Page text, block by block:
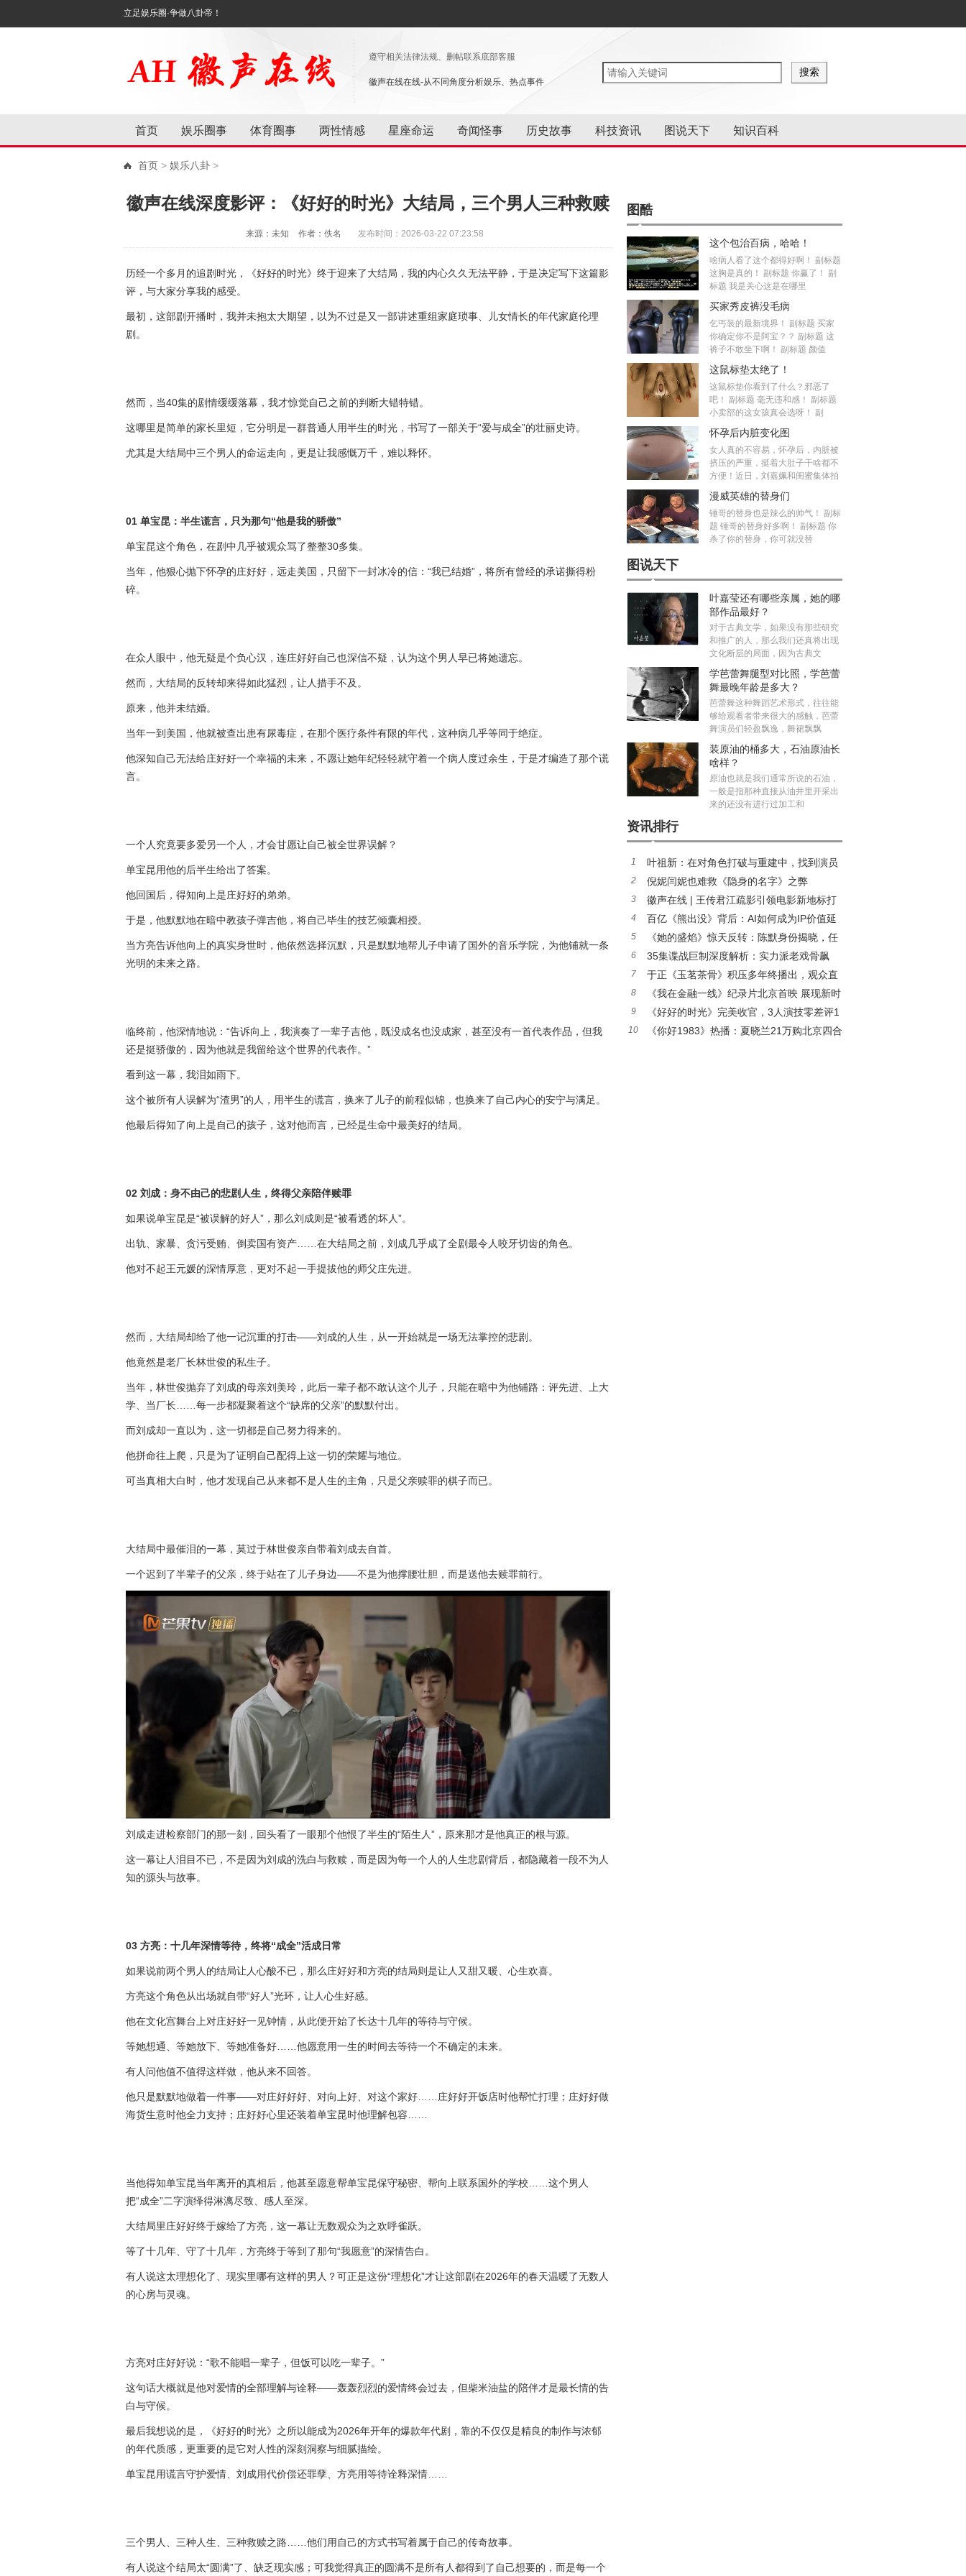
立足娱乐圈·争做八卦帝！
遵守相关法律法规、删帖联系底部客服
徽声在线在线-从不同角度分析娱乐、热点事件
首页 娱乐圈事 体育圈事 两性情感 星座命运 奇闻怪事 历史故事 科技资讯 图说天下 知识百科
首页 > 娱乐八卦 >
徽声在线深度影评：《好好的时光》大结局，三个男人三种救赎
来源：未知 作者：佚名 发布时间：2026-03-22 07:23:58
历经一个多月的追剧时光，《好好的时光》终于迎来了大结局，我的内心久久无法平静，于是决定写下这篇影
评，与大家分享我的感受。
最初，这部剧开播时，我并未抱太大期望，以为不过是又一部讲述重组家庭琐事、儿女情长的年代家庭伦理
剧。
然而，当40集的剧情缓缓落幕，我才惊觉自己之前的判断大错特错。
这哪里是简单的家长里短，它分明是一群普通人用半生的时光，书写了一部关于“爱与成全”的壮丽史诗。
尤其是大结局中三个男人的命运走向，更是让我感慨万千，难以释怀。
01 单宝昆：半生谎言，只为那句“他是我的骄傲”
单宝昆这个角色，在剧中几乎被观众骂了整整30多集。
当年，他狠心抛下怀孕的庄好好，远走美国，只留下一封冰冷的信：“我已结婚”，将所有曾经的承诺撕得粉
碎。
在众人眼中，他无疑是个负心汉，连庄好好自己也深信不疑，认为这个男人早已将她遗忘。
然而，大结局的反转却来得如此猛烈，让人措手不及。
原来，他并未结婚。
当年一到美国，他就被查出患有尿毒症，在那个医疗条件有限的年代，这种病几乎等同于绝症。
他深知自己无法给庄好好一个幸福的未来，不愿让她年纪轻轻就守着一个病人度过余生，于是才编造了那个谎
言。
一个人究竟要多爱另一个人，才会甘愿让自己被全世界误解？
单宝昆用他的后半生给出了答案。
他回国后，得知向上是庄好好的弟弟。
于是，他默默地在暗中教孩子弹吉他，将自己毕生的技艺倾囊相授。
当方亮告诉他向上的真实身世时，他依然选择沉默，只是默默地帮儿子申请了国外的音乐学院，为他铺就一条
光明的未来之路。
临终前，他深情地说：“告诉向上，我演奏了一辈子吉他，既没成名也没成家，甚至没有一首代表作品，但我
还是挺骄傲的，因为他就是我留给这个世界的代表作。”
看到这一幕，我泪如雨下。
这个被所有人误解为“渣男”的人，用半生的谎言，换来了儿子的前程似锦，也换来了自己内心的安宁与满足。
他最后得知了向上是自己的孩子，这对他而言，已经是生命中最美好的结局。
02 刘成：身不由己的悲剧人生，终得父亲陪伴赎罪
如果说单宝昆是“被误解的好人”，那么刘成则是“被看透的坏人”。
出轨、家暴、贪污受贿、倒卖国有资产……在大结局之前，刘成几乎成了全剧最令人咬牙切齿的角色。
他对不起王元媛的深情厚意，更对不起一手提拔他的师父庄先进。
然而，大结局却给了他一记沉重的打击——刘成的人生，从一开始就是一场无法掌控的悲剧。
他竟然是老厂长林世俊的私生子。
当年，林世俊抛弃了刘成的母亲刘美玲，此后一辈子都不敢认这个儿子，只能在暗中为他铺路：评先进、上大
学、当厂长……每一步都凝聚着这个“缺席的父亲”的默默付出。
而刘成却一直以为，这一切都是自己努力得来的。
他拼命往上爬，只是为了证明自己配得上这一切的荣耀与地位。
可当真相大白时，他才发现自己从来都不是人生的主角，只是父亲赎罪的棋子而已。
大结局中最催泪的一幕，莫过于林世俊亲自带着刘成去自首。
一个迟到了半辈子的父亲，终于站在了儿子身边——不是为他撑腰壮胆，而是送他去赎罪前行。
刘成走进检察部门的那一刻，回头看了一眼那个他恨了半生的“陌生人”，原来那才是他真正的根与源。
这一幕让人泪目不已，不是因为刘成的洗白与救赎，而是因为每一个人的人生悲剧背后，都隐藏着一段不为人
知的源头与故事。
03 方亮：十几年深情等待，终将“成全”活成日常
如果说前两个男人的结局让人心酸不已，那么庄好好和方亮的结局则是让人又甜又暖、心生欢喜。
方亮这个角色从出场就自带“好人”光环，让人心生好感。
他在文化宫舞台上对庄好好一见钟情，从此便开始了长达十几年的等待与守候。
等她想通、等她放下、等她准备好……他愿意用一生的时间去等待一个不确定的未来。
有人问他值不值得这样做，他从来不回答。
他只是默默地做着一件事——对庄好好好、对向上好、对这个家好……庄好好开饭店时他帮忙打理；庄好好做
海货生意时他全力支持；庄好好心里还装着单宝昆时他理解包容……
当他得知单宝昆当年离开的真相后，他甚至愿意帮单宝昆保守秘密、帮向上联系国外的学校……这个男人
把“成全”二字演绎得淋漓尽致、感人至深。
大结局里庄好好终于嫁给了方亮，这一幕让无数观众为之欢呼雀跃。
等了十几年、守了十几年，方亮终于等到了那句“我愿意”的深情告白。
有人说这太理想化了、现实里哪有这样的男人？可正是这份“理想化”才让这部剧在2026年的春天温暖了无数人
的心房与灵魂。
方亮对庄好好说：“歌不能唱一辈子，但饭可以吃一辈子。”
这句话大概就是他对爱情的全部理解与诠释——轰轰烈烈的爱情终会过去，但柴米油盐的陪伴才是最长情的告
白与守候。
最后我想说的是，《好好的时光》之所以能成为2026年开年的爆款年代剧，靠的不仅仅是精良的制作与浓郁
的年代质感，更重要的是它对人性的深刻洞察与细腻描绘。
单宝昆用谎言守护爱情、刘成用代价偿还罪孽、方亮用等待诠释深情……
三个男人、三种人生、三种救赎之路……他们用自己的方式书写着属于自己的传奇故事。
有人说这个结局太“圆满”了、缺乏现实感；可我觉得真正的圆满不是所有人都得到了自己想要的，而是每一个
图酷
这个包治百病，哈哈！
啥病人看了这个都得好啊！ 副标题
这胸是真的！ 副标题 你赢了！ 副
标题 我是关心这是在哪里
买家秀皮裤没毛病
乞丐装的最新境界！ 副标题 买家
你确定你不是阿宝？？ 副标题 这
裤子不敢坐下啊！ 副标题 颜值
这鼠标垫太绝了！
这鼠标垫你看到了什么？邪恶了
吧！ 副标题 毫无违和感！ 副标题
小卖部的这女孩真会选呀！ 副
怀孕后内脏变化图
女人真的不容易，怀孕后，内脏被
挤压的严重，挺着大肚子干啥都不
方便！近日，刘嘉姵和闺蜜集体拍
漫威英雄的替身们
锤哥的替身也是辣么的帅气！ 副标
题 锤哥的替身好多啊！ 副标题 你
杀了你的替身，你可就没替
图说天下
叶嘉莹还有哪些亲属，她的哪
部作品最好？
对于古典文学，如果没有那些研究
和推广的人，那么我们还真将出现
文化断层的局面，因为古典文
学芭蕾舞腿型对比照，学芭蕾
舞最晚年龄是多大？
芭蕾舞这种舞蹈艺术形式，往往能
够给观看者带来很大的感触，芭蕾
舞演员们轻盈飘逸，舞裙飘飘
装原油的桶多大，石油原油长
啥样？
原油也就是我们通常所说的石油，
一般是指那种直接从油井里开采出
来的还没有进行过加工和
资讯排行
1
叶祖新：在对角色打破与重建中，找到演员
的质感丨对话
2 倪妮闫妮也难救《隐身的名字》之弊
3
徽声在线 | 王传君江疏影引领电影新地标打
卡热潮
4
百亿《熊出没》背后：AI如何成为IP价值延
伸的“放大器”?
5
《她的盛焰》惊天反转：陈默身份揭晓，任
静投靠饶雨瓷竟藏十年布局
6
35集谍战巨制深度解析：实力派老戏骨飙
戏，这部剧让人直呼过瘾
7
于正《玉茗茶骨》积压多年终播出，观众直
呼：真没必要！
8
《我在金融一线》纪录片北京首映 展现新时
代金融守护者的温度与担当
9
《好好的时光》完美收官，3人演技零差评1
人逆风翻红，她却因演技遭吐槽
10
《你好1983》热播：夏晓兰21万购北京四合